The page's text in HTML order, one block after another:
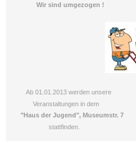
Wir sind umgezogen !
Ab 01.01.2013 werden unsere
Veranstaltungen in dem
"Haus der Jugend", Museumstr. 7
stattfinden.